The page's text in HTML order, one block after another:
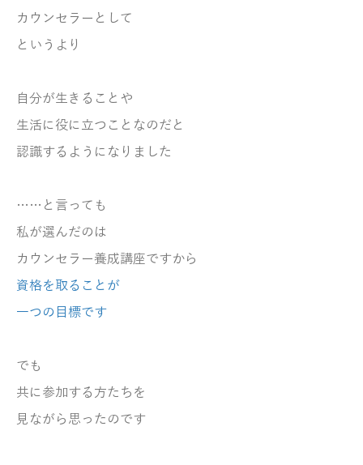
カウンセラーとして
というより
自分が生きることや
生活に役に立つことなのだ と
認識するようになりました
……と言っても
私が選んだのは
カウンセラー養成講座ですから
資格を取る ことが
一つの目標です
でも
共に参加する方たちを
見ながら 思ったのです